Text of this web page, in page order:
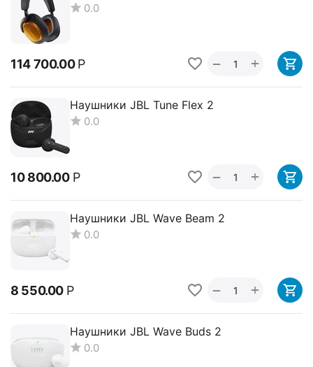
0.0
114 700.00 Р +
−
Наушники JBL Tune Flex 2
0.0
10 800.00 Р +
−
Наушники JBL Wave Beam 2
0.0
8 550.00 Р +
−
Наушники JBL Wave Buds 2
0.0